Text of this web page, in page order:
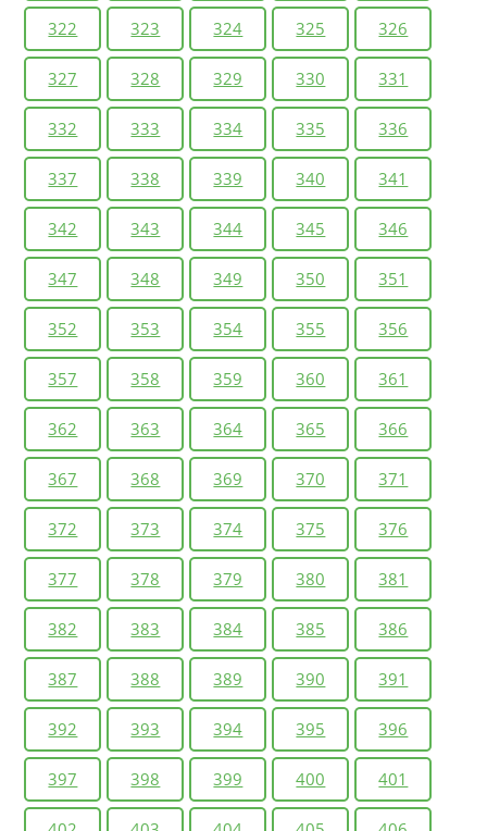
322 323 324 325 326
327 328 329 330 331
332 333 334 335 336
337 338 339 340 341
342 343 344 345 346
347 348 349 350 351
352 353 354 355 356
357 358 359 360 361
362 363 364 365 366
367 368 369 370 371
372 373 374 375 376
377 378 379 380 381
382 383 384 385 386
387 388 389 390 391
392 393 394 395 396
397 398 399 400 401